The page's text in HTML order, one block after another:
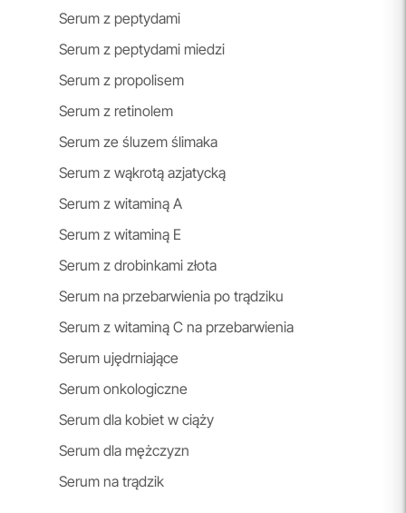
Serum z peptydami
Serum z peptydami miedzi
Serum z propolisem
Serum z retinolem
Serum ze śluzem ślimaka
Serum z wąkrotą azjatycką
Serum z witaminą A
Serum z witaminą E
Serum z drobinkami złota
Serum na przebarwienia po trądziku
Serum z witaminą C na przebarwienia
Serum ujędrniające
Serum onkologiczne
Serum dla kobiet w ciąży
Serum dla mężczyzn
Serum na trądzik